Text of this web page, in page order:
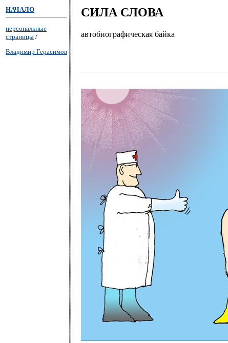
НАЧАЛО
персональные
страницы /
Владимир Герасимов
СИЛА СЛОВА
автобиографическая байка